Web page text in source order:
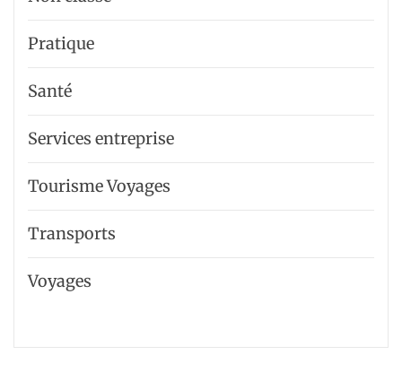
Pratique
Santé
Services entreprise
Tourisme Voyages
Transports
Voyages